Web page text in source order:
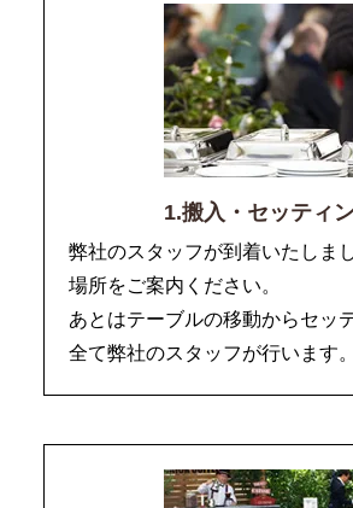
1.搬入・セッティ
弊社のスタッフが到着いたしま
場所をご案内ください。
あとはテーブルの移動からセッ
全て弊社のスタッフが行います。